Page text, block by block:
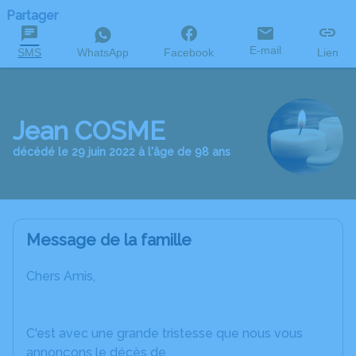
Partager
SMS WhatsApp Facebook E-mail Lien
Jean COSME
décédé le 29 juin 2022 à l'âge de 98 ans
Message de la famille
Chers Amis,
C'est avec une grande tristesse que nous vous
annonçons le décès de